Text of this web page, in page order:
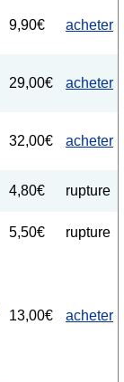
9,90€ acheter
29,00€ acheter
32,00€ acheter
4,80€ rupture
5,50€ rupture
13,00€ acheter